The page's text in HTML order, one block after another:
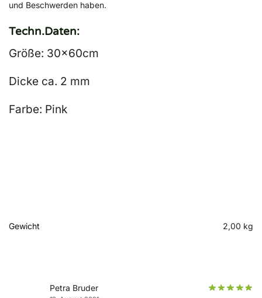
und Beschwerden haben.
Techn.Daten:
Größe: 30x60cm
Dicke ca. 2 mm
Farbe: Pink
Gewicht 2,00 kg
Petra Bruder